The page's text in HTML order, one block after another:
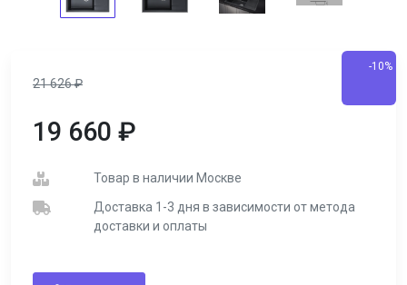
21 626₽
-10%
19 660 ₽
Товар в наличии Москве
Доставка 1-3 дня в зависимости от метода
доставки и оплаты